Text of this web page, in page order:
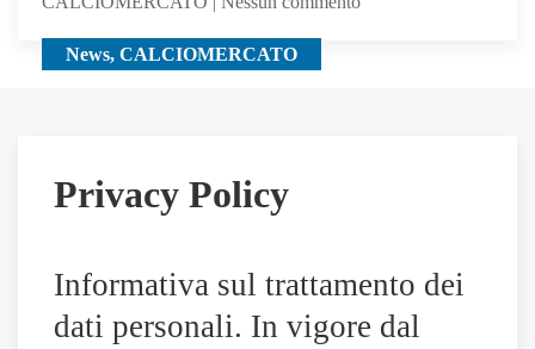
News, CALCIOMERCATO
non
solo
Privacy Policy
Informativa sul trattamento dei
dati personali. In vigore dal